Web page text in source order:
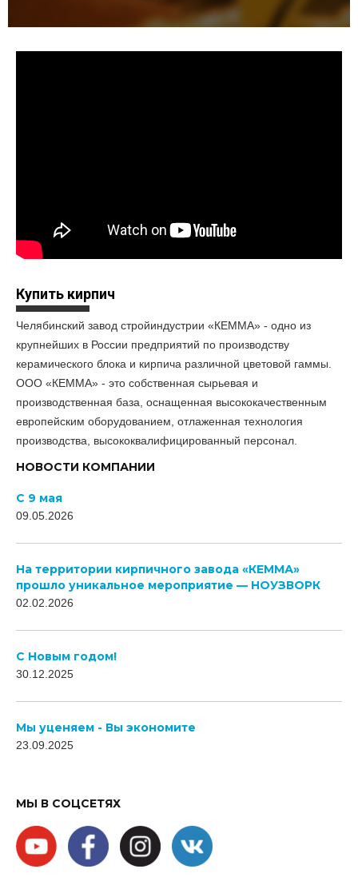
Купить кирпич
Челябинский завод стройиндустрии «КЕММА» - одно из
крупнейших в России предприятий по производству
керамического блока и кирпича различной цветовой гаммы.
ООО «КЕММА» - это собственная сырьевая и
производственная база, оснащенная высококачественным
европейским оборудованием, отлаженная технология
производства, высококвалифицированный персонал.
НОВОСТИ КОМПАНИИ
С 9 мая
09.05.2026
На территории кирпичного завода «КЕММА»
прошло уникальное мероприятие — НОУЗВОРК
02.02.2026
C Новым годом!
30.12.2025
Мы уценяем - Вы экономите
23.09.2025
МЫ В СОЦСЕТЯХ